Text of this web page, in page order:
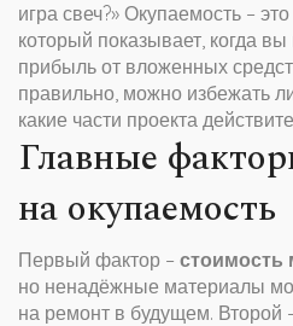
игра свеч?» Окупаемость –
который показывает, когда
прибыль от вложенных
правильно, можно избежать
какие части проекта
Главные
на окупаемость
Первый фактор – стоимость
но ненадёжные материалы
на ремонт в будущем. Второй